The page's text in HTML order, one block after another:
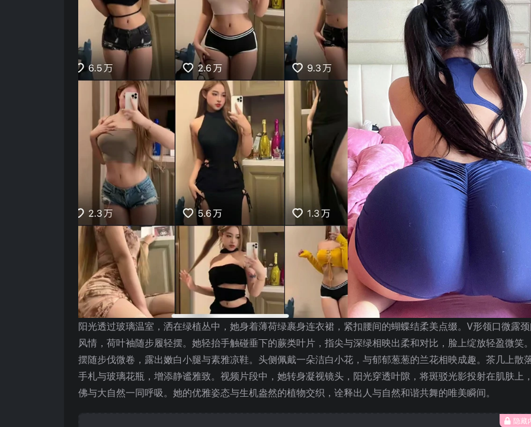
阳光透过玻璃温室，洒在绿植丛中，她身着薄荷绿裹身连衣裙，紧扣腰间的蝴蝶结柔美点缀。V形领口微露
风情，荷叶袖随步履轻摆。她轻抬手触碰垂下的蕨类叶片，指尖与深绿相映出柔和对比，脸上绽放轻盈微笑
摆随步伐微卷，露出嫩白小腿与素雅凉鞋。头侧佩戴一朵洁白小花，与郁郁葱葱的兰花相映成趣。茶几上散
手札与玻璃花瓶，增添静谧雅致。视频片段中，她转身凝视镜头，阳光穿透叶隙，将斑驳光影投射在肌肤上
佛与大自然一同呼吸。她的优雅姿态与生机盎然的植物交织，诠释出人与自然和谐共舞的唯美瞬间。
隐藏